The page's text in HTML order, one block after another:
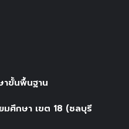
าขั้นพื้นฐาน
ศึกษา เขต 18 (ชลบุรี